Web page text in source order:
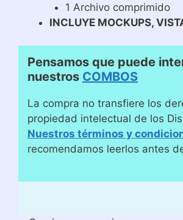
1 Archivo comprimido
INCLUYE MOCKUPS,
Pensamos que puede
nuestros COMBOS
La compra no transfiere los
propiedad intelectual de los
Nuestros términos y
recomendamos leerlos antes